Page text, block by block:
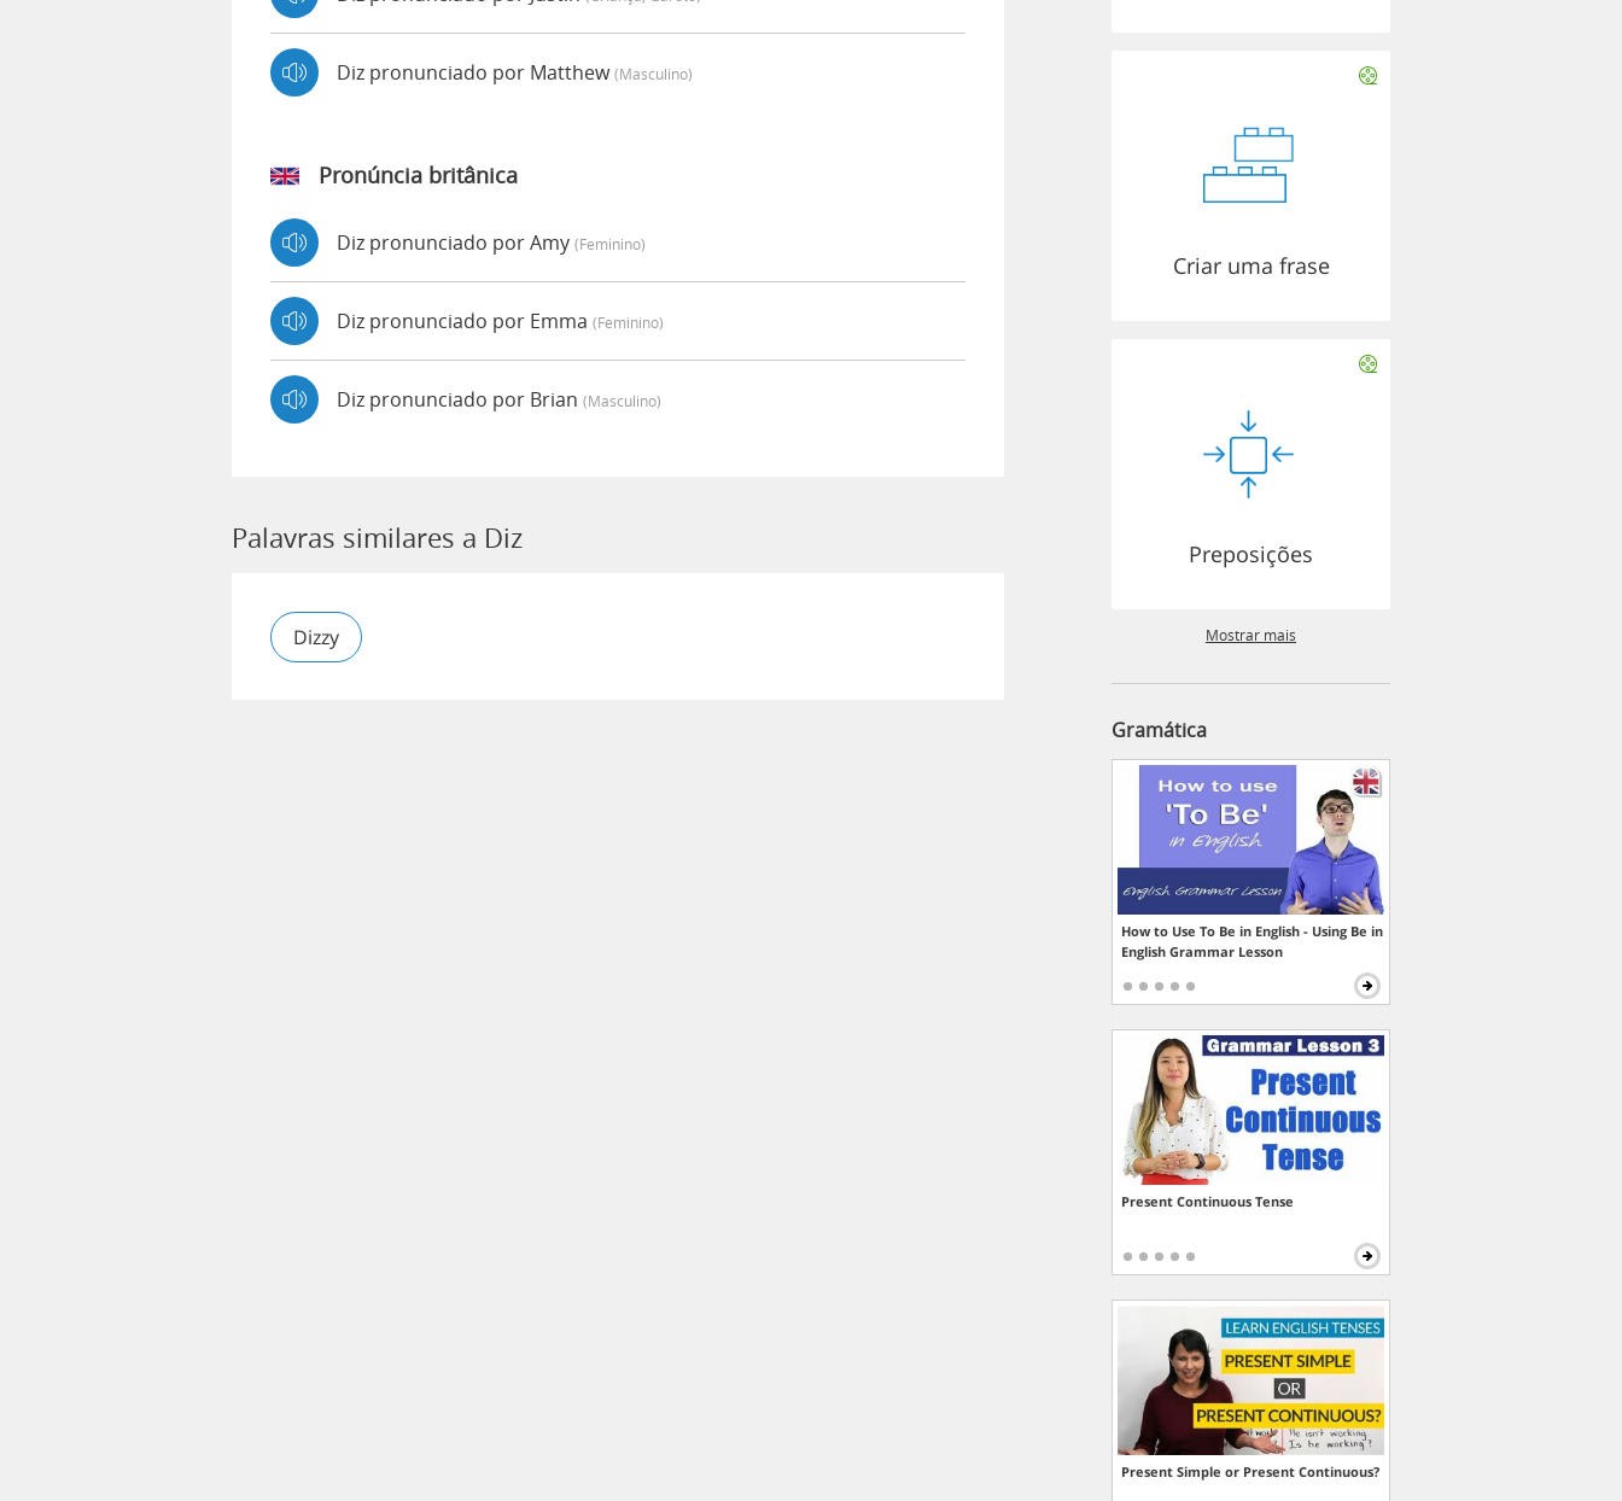
Diz pronunciado por Matthew(masculino)
Pronúncia britânica
Diz pronunciado por Amy (feminino)
Diz pronunciado por Emma (feminino)
Diz pronunciado por Brian (masculino)
Palavras similares a Diz
Dizzy
Criar uma frase
Preposições
Mostrar mais
Gramática
How to Use To Be in English - Using Be in
English Grammar Lesson
Present Continuous Tense
Present Simple or Present Continuous?